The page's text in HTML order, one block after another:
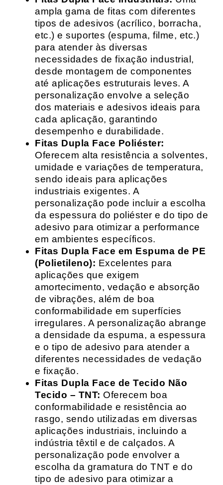
ampla gama de fitas com diferentes
tipos de adesivos (acrílico, borracha,
etc.) e suportes (espuma, filme, etc.)
para atender às diversas
necessidades de fixação industrial,
desde montagem de componentes
até aplicações estruturais leves. A
personalização envolve a seleção
dos materiais e adesivos ideais para
cada aplicação, garantindo
desempenho e durabilidade.
Fitas Dupla Face Poliéster:
Oferecem alta resistência a solventes,
umidade e variações de temperatura,
sendo ideais para aplicações
industriais exigentes. A
personalização pode incluir a escolha
da espessura do poliéster e do tipo de
adesivo para otimizar a performance
em ambientes específicos.
Fitas Dupla Face em Espuma de PE
(Polietileno): Excelentes para
aplicações que exigem
amortecimento, vedação e absorção
de vibrações, além de boa
conformabilidade em superfícies
irregulares. A personalização abrange
a densidade da espuma, a espessura
e o tipo de adesivo para atender a
diferentes necessidades de vedação
e fixação.
Fitas Dupla Face de Tecido Não
Tecido – TNT: Oferecem boa
conformabilidade e resistência ao
rasgo, sendo utilizadas em diversas
aplicações industriais, incluindo a
indústria têxtil e de calçados. A
personalização pode envolver a
escolha da gramatura do TNT e do
tipo de adesivo para otimizar a